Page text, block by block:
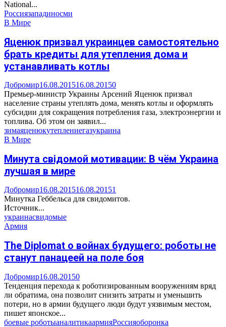
National...
Россиязападиносми
В Мире
Яценюк призвал украинцев самостоятельно
брать кредиты для утепления дома и
устанавливать котлы
Добромир16.08.201516.08.20150
Премьер-министр Украины Арсений Яценюк призвал
население страны утеплять дома, менять котлы и оформлять
субсидии для сокращения потребления газа, электроэнергии и
топлива. Об этом он заявил...
зимаяценюкутеплениегазукраина
В Мире
Минута свiдомой мотивации: В чём Украина
лучшая в мире
Добромир16.08.201516.08.20151
Минутка Геббельса для свидомитов.
Источник...
украинасвидомые
Армия
The Diplomat о войнах будущего: роботы не
станут панацеей на поле боя
Добромир16.08.20150
Тенденция перехода к роботизированным вооружениям вряд
ли обратима, она позволит снизить затраты и уменьшить
потери, но в армии будущего люди будут уязвимым местом,
пишет японское...
боевые роботыаналитикаармияРоссияоборонка